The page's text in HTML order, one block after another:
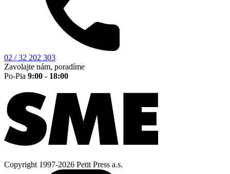
02 / 32 202 303
Zavolajte nám, poradíme
Po-Pia 9:00 - 18:00
Copyright 1997-2026 Petit Press a.s.